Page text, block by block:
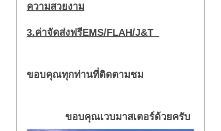
ความสวยงาม
3.ค่าจัดส่งฟรีEMS/FLAH/J&T
ขอบคุณทุกท่านที่ติดตามชม
ขอบคุณเวบมาสเตอร์ด้วยครับ